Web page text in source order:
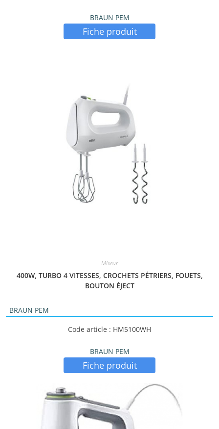
BRAUN PEM
Fiche produit
Mixeur
400W, TURBO 4 VITESSES, CROCHETS PÉTRIERS, FOUETS,
BOUTON ÉJECT
BRAUN PEM
Code article : HM5100WH
BRAUN PEM
Fiche produit